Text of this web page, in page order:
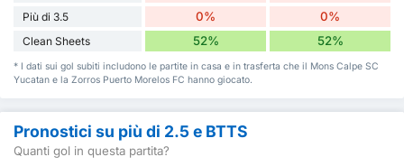
Più di 3.5 0% 0%
Clean Sheets 52% 52%
* I dati sui gol subiti includono le partite in casa e in trasferta che il Mons Calpe SC
Yucatan e la Zorros Puerto Morelos FC hanno giocato.
Pronostici su più di 2.5 e BTTS
Quanti gol in questa partita?